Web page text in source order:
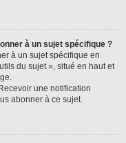
à un sujet spécifique ?
à un sujet spécifique en
du sujet », situé en haut et
une notification
abonner à ce sujet.